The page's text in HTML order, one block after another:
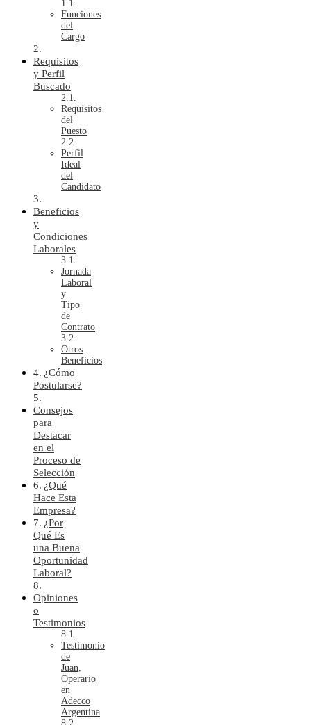
Funciones
del
Cargo
Requisitos
y Perfil
Buscado
Requisitos
del
Puesto
Perfil
Ideal
del
Candidato
Beneficios
y
Condiciones
Laborales
Jornada
Laboral
y
Tipo
de
Contrato
Otros
Beneficios
¿Cómo
Postularse?
Consejos
para
Destacar
en el
Proceso de
Selección
¿Qué
Hace Esta
Empresa?
¿Por
Qué Es
una Buena
Oportunidad
Laboral?
Opiniones
o
Testimonios
Testimonio
de
Juan,
Operario
en
Adecco
Argentina